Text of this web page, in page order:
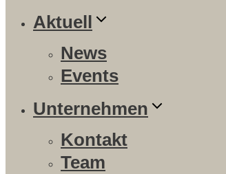
Aktuell
News
Events
Unternehmen
Kontakt
Team